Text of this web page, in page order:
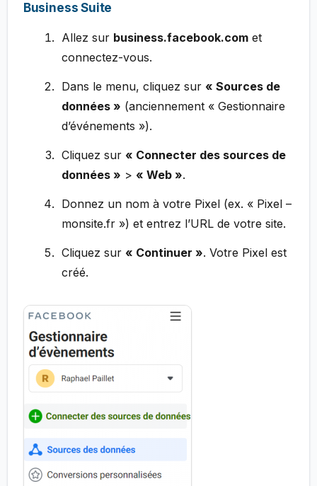
Business Suite
Allez sur business.facebook.com et
connectez-vous.
Dans le menu, cliquez sur « Sources de
données » (anciennement « Gestionnaire
d’événements »).
Cliquez sur « Connecter des sources de
données » > « Web ».
Donnez un nom à votre Pixel (ex. « Pixel –
monsite.fr ») et entrez l’URL de votre site.
Cliquez sur « Continuer ». Votre Pixel est
créé.